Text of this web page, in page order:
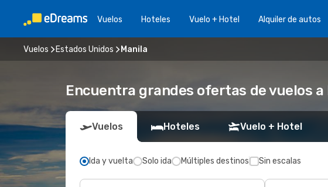
Vuelos Hoteles Vuelo + Hotel Alquiler de autos
Vuelos Estados Unidos Manila
Encuentra grandes ofertas de vuelos a
Vuelos Hoteles Vuelo + Hotel
Ida y vuelta Solo ida Múltiples destinos Sin escalas